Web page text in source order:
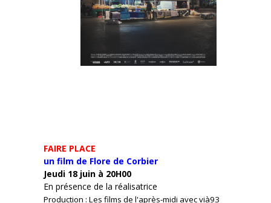
FAIRE PLACE
un film de Flore de Corbier
Jeudi 18 juin à 20H00
En présence de la réalisatrice
Production : Les films de l'après-midi avec vià93